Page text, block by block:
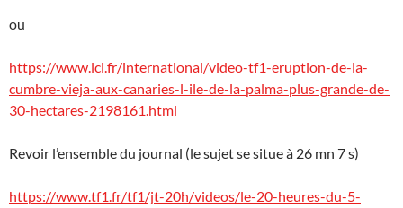
ou
https://www.lci.fr/international/video-tf1-eruption-de-la-
cumbre-vieja-aux-canaries-l-ile-de-la-palma-plus-grande-de-
30-hectares-2198161.html
Revoir l’ensemble du journal (le sujet se situe à 26 mn 7 s)
https://www.tf1.fr/tf1/jt-20h/videos/le-20-heures-du-5-